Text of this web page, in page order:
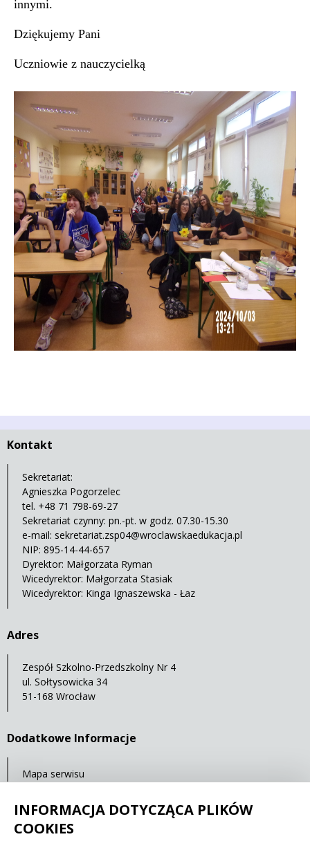
innymi.
Dziękujemy Pani
Uczniowie z nauczycielką
Kontakt
Sekretariat:
Agnieszka Pogorzelec
tel. +48 71 798-69-27
Sekretariat czynny: pn.-pt. w godz. 07.30-15.30
e-mail: sekretariat.zsp04@wroclawskaedukacja.pl
NIP: 895-14-44-657
Dyrektor: Małgorzata Ryman
Wicedyrektor: Małgorzata Stasiak
Wicedyrektor: Kinga Ignaszewska - Łaz
Adres
Zespół Szkolno-Przedszkolny Nr 4
ul. Sołtysowicka 34
51-168 Wrocław
Dodatkowe Informacje
Mapa serwisu
INFORMACJA DOTYCZĄCA PLIKÓW
COOKIES